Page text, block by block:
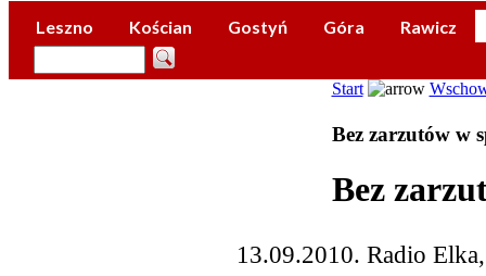
Leszno Kościan Gostyń Góra Rawicz
Start
Bez zarzutów w
Bez
13.09.2010. Radio